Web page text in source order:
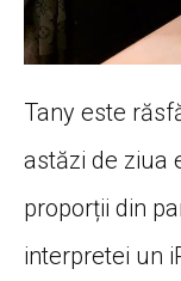
Tany este
astăzi de ziua
proporții din
interpretei un